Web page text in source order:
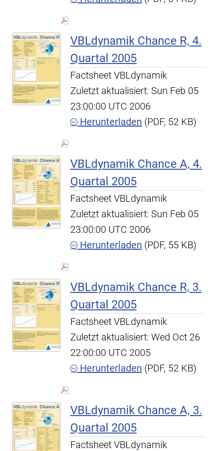
VBLdynamik Chance R, 4.
Quartal 2005
Factsheet VBLdynamik
Zuletzt aktualisiert: Sun Feb 05
23:00:00 UTC 2006
Herunterladen (PDF, 52 KB)
VBLdynamik Chance A, 4.
Quartal 2005
Factsheet VBLdynamik
Zuletzt aktualisiert: Sun Feb 05
23:00:00 UTC 2006
Herunterladen (PDF, 55 KB)
VBLdynamik Chance R, 3.
Quartal 2005
Factsheet VBLdynamik
Zuletzt aktualisiert: Wed Oct 26
22:00:00 UTC 2005
Herunterladen (PDF, 52 KB)
VBLdynamik Chance A, 3.
Quartal 2005
Factsheet VBLdynamik